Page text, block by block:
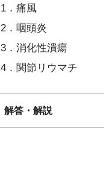
1．痛風
2．咽頭炎
3．消化性潰瘍
4．関節リウマチ
解答・解説